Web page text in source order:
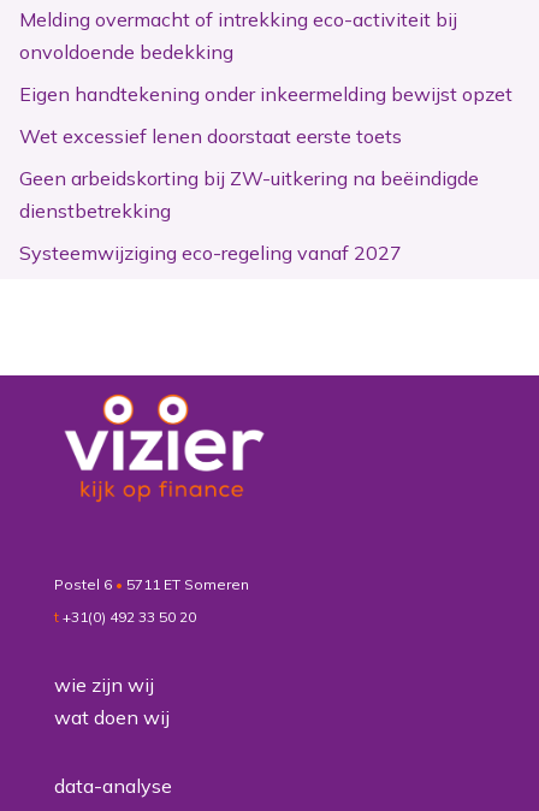
Melding overmacht of intrekking eco-activiteit bij
onvoldoende bedekking
Eigen handtekening onder inkeermelding bewijst opzet
Wet excessief lenen doorstaat eerste toets
Geen arbeidskorting bij ZW-uitkering na beëindigde
dienstbetrekking
Systeemwijziging eco-regeling vanaf 2027
Postel 6 • 5711 ET Someren
t +31(0) 492 33 50 20
wie zijn wij
wat doen wij
data-analyse